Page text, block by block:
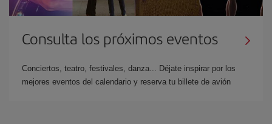
Consulta los próximos eventos
Conciertos, teatro, festivales, danza... Déjate inspirar por los
mejores eventos del calendario y reserva tu billete de avión